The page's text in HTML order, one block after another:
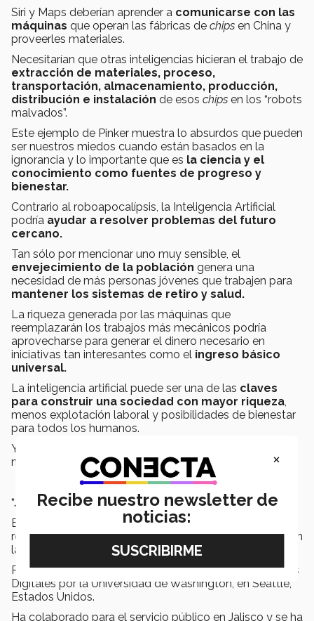
Siri y Maps deberían aprender a comunicarse con las
máquinas que operan las fábricas de chips en China y
proveerles materiales.
Necesitarían que otras inteligencias hicieran el trabajo de
extracción de materiales, proceso,
transportación, almacenamiento, producción,
distribución e instalación de esos chips en los “robots
malvados”.
Este ejemplo de Pinker muestra lo absurdos que pueden
ser nuestros miedos cuando están basados en la
ignorancia y lo importante que es la ciencia y el
conocimiento como fuentes de progreso y
bienestar.
Contrario al roboapocalípsis, la Inteligencia Artificial
podría ayudar a resolver problemas del futuro
cercano.
Tan sólo por mencionar uno muy sensible, el
envejecimiento de la población genera una
necesidad de más personas jóvenes que trabajen para
mantener los sistemas de retiro y salud.
La riqueza generada por las máquinas que
reemplazarán los trabajos más mecánicos podría
aprovecharse para generar el dinero necesario en
iniciativas tan interesantes como el ingreso básico
universal.
La inteligencia artificial puede ser una de las claves
para construir una sociedad con mayor riqueza,
menos explotación laboral y posibilidades de bienestar
para todos los humanos.
Y esto sólo por mencionar el que considero sería el
mayor de sus beneficios.
*Juan Carlos Villalobos
Especialista en comunicación y medios, sociedad y
repercusiones de la comunicación y el uso de medios en
la población.
Recibió el grado de Maestro en Comunicación y Medios
Digitales por la Universidad de Washington, en Seattle,
Estados Unidos.
Ha colaborado para el servicio público en Jalisco y se ha
×
Recibe nuestro newsletter de
noticias: